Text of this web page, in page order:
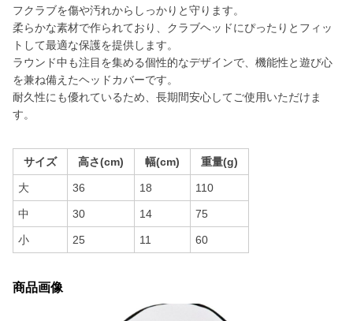
フクラブを傷や汚れからしっかりと守ります。
柔らかな素材で作られており、クラブヘッドにぴったりとフィッ
トして最適な保護を提供します。
ラウンド中も注目を集める個性的なデザインで、機能性と遊び心
を兼ね備えたヘッドカバーです。
耐久性にも優れているため、長期間安心してご使用いただけま
す。
サイズ 高さ(cm) 幅(cm) 重量(g)
大 36 18 110
中 30 14 75
小 25 11 60
商品画像